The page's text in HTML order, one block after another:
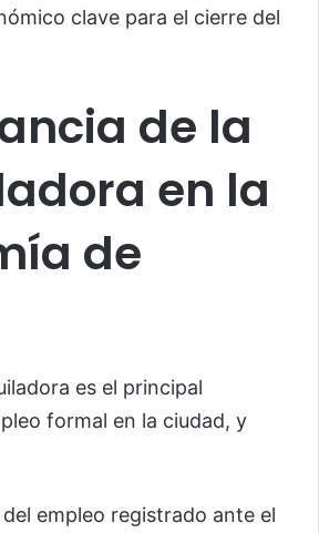
clave para el cierre del
de la
en la
de
es el principal
formal en la ciudad, y
empleo registrado ante el